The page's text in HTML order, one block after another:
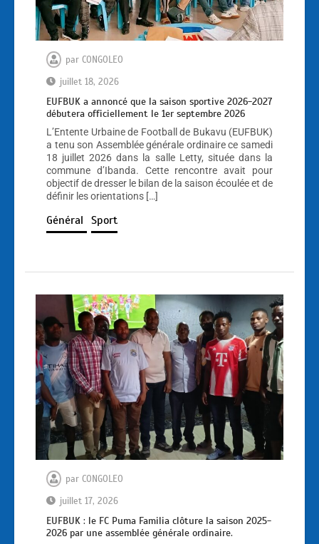
par CONGOLEO
juillet 18, 2026
EUFBUK a annoncé que la saison sportive 2026-2027
débutera officiellement le 1er septembre 2026
L’Entente Urbaine de Football de Bukavu (EUFBUK)
a tenu son Assemblée générale ordinaire ce samedi
18 juillet 2026 dans la salle Letty, située dans la
commune d’Ibanda. Cette rencontre avait pour
objectif de dresser le bilan de la saison écoulée et de
définir les orientations […]
Général Sport
par CONGOLEO
juillet 17, 2026
EUFBUK : le FC Puma Familia clôture la saison 2025-
2026 par une assemblée générale ordinaire.